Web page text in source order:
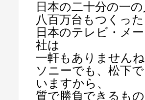
日本の二十分の一
八百万台もつくっ
日本のテレビ・メ
社は
一軒もありません
ソニーでも、松下
いますから、
質で勝負できるも